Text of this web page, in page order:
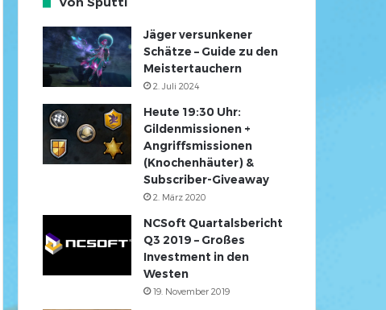
Jäger versunkener
Schätze – Guide zu den
Meistertauchern
2. Juli 2024
Heute 19:30 Uhr:
Gildenmissionen +
Angriffsmissionen
(Knochenhäuter) &
Subscriber-Giveaway
2. März 2020
NCSoft Quartalsbericht
Q3 2019 – Großes
Investment in den
Westen
19. November 2019